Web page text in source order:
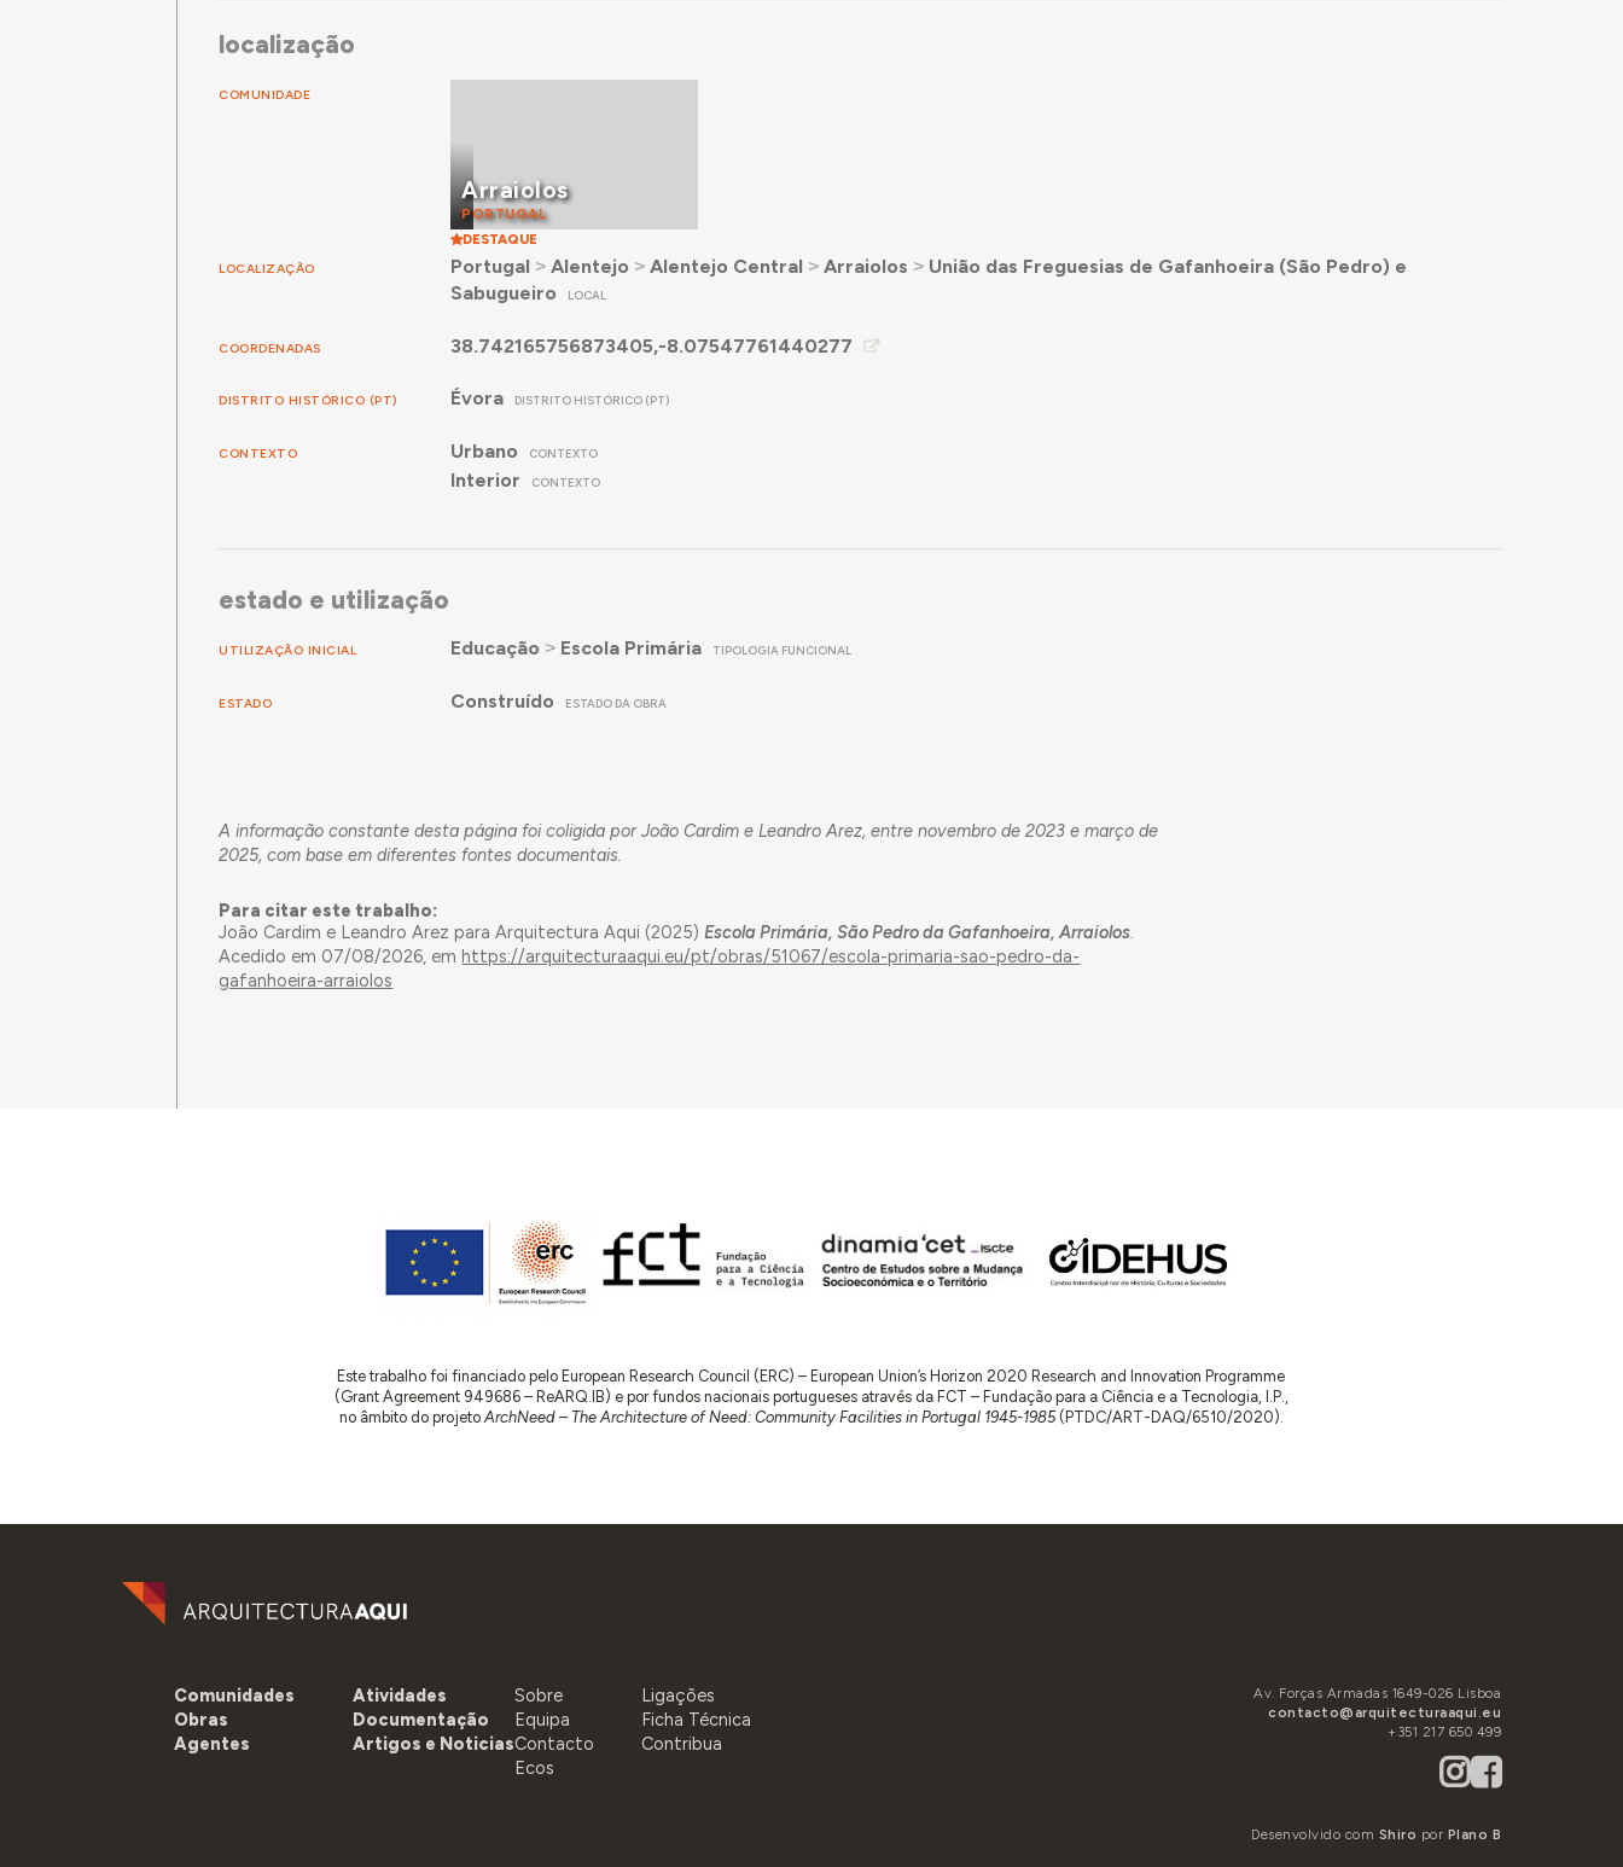
localização
COMUNIDADE
Arraiolos
PORTUGAL
DESTAQUE
LOCALIZAÇÃO Portugal ˃ Alentejo ˃ Alentejo Central ˃ Arraiolos ˃ União das Freguesias de Gafanhoeira (São Pedro) e
Sabugueiro
LOCAL
COORDENADAS 38.742165756873405,-8.07547761440277
DISTRITO HISTÓRICO (PT) Évora DISTRITO HISTÓRICO (PT)
CONTEXTO Urbano CONTEXTO
Interior CONTEXTO
estado e utilização
UTILIZAÇÃO INICIAL Educação ˃ Escola Primária TIPOLOGIA FUNCIONAL
ESTADO Construído ESTADO DA OBRA
A informação constante desta página foi coligida por João Cardim e Leandro Arez, entre novembro de 2023 e março de
2025, com base em diferentes fontes documentais.
Para citar este trabalho:
João Cardim e Leandro Arez para Arquitectura Aqui (2025)Escola Primária, São Pedro da Gafanhoeira, Arraiolos.
Acedido em 07/08/2026, emhttps://arquitecturaaqui.eu/pt/obras/51067/escola-primaria-sao-pedro-da-
gafanhoeira-arraiolos
Este trabalho foi financiado pelo European Research Council (ERC) – European Union’s Horizon 2020 Research and Innovation Programme
(Grant Agreement 949686 – ReARQ.IB) e por fundos nacionais portugueses através da FCT – Fundação para a Ciência e a Tecnologia, I.P.,
no âmbito do projetoArchNeed – The Architecture of Need: Community Facilities in Portugal 1945-1985(PTDC/ART-DAQ/6510/2020).
Comunidades
Obras
Agentes
Atividades
Documentação
Artigos e Noticias
Sobre
Equipa
Contacto
Ecos
Ligações
Ficha Técnica
Contribua
Av. Forças Armadas 1649-026 Lisboa
contacto@arquitecturaaqui.eu
+351 217 650 499
Desenvolvido com Shiro por Plano B